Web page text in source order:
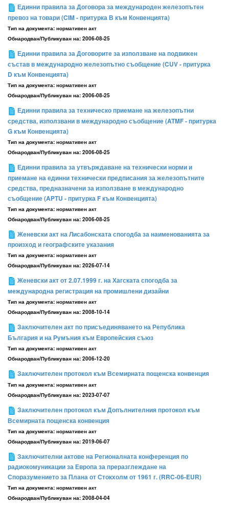
Единни правила за Договора за международен железопътен
превоз на товари (CIM - притурка В към Конвенцията)
Тип на документа: нормативен акт
Обнародван/Публикуван на: 2006-08-25
Единни правила за Договорите за използване на подвижен
състав в международно железопътно съобщение (CUV - притурка
D към Конвенцията)
Тип на документа: нормативен акт
Обнародван/Публикуван на: 2006-08-25
Единни правила за техническо приемане на железопътни
средства, използвани в международно съобщение (ATMF - притурка
G към Конвенцията)
Тип на документа: нормативен акт
Обнародван/Публикуван на: 2006-08-25
Единни правила за утвърждаване на технически норми и
приемане на единни технически предписания за железопътните
средства, предназначени за използване в международно
съобщение (APTU - притурка F към Конвенцията)
Тип на документа: нормативен акт
Обнародван/Публикуван на: 2006-08-25
Женевски акт на Лисабонската спогодба за наименованията за
произход и географските указания
Тип на документа: нормативен акт
Обнародван/Публикуван на: 2026-07-14
Женевски акт от 2.07.1999 г. на Хагската спогодба за
международна регистрация на промишлени дизайни
Тип на документа: нормативен акт
Обнародван/Публикуван на: 2008-10-14
Заключителен акт по присъединяването на Република
България и на Румъния към Европейския съюз
Тип на документа: нормативен акт
Обнародван/Публикуван на: 2006-12-20
Заключителен протокол към Всемирната пощенска конвенция
Тип на документа: нормативен акт
Обнародван/Публикуван на: 2023-07-07
Заключителен протокол към Допълнителния протокол към
Всемирната пощенска конвенция
Тип на документа: нормативен акт
Обнародван/Публикуван на: 2019-06-07
Заключителни актове на Регионалната конференция по
радиокомуникации за Европа за преразглеждане на
Споразумението за Плана от Стокхолм от 1961 г. (RRC-06-EUR)
Тип на документа: нормативен акт
Обнародван/Публикуван на: 2008-04-04